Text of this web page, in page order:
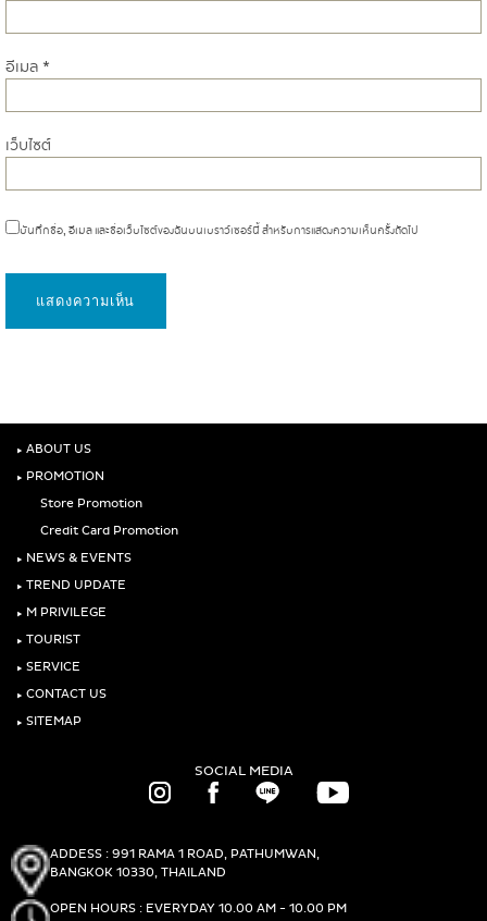
อีเมล *
เว็บไซต์
บันทึกชื่อ, อีเมล และชื่อเว็บไซต์ของฉันบนเบราว์เซอร์นี้ สำหรับการแสดงความเห็นครั้งถัดไป
‣ ABOUT US
‣ PROMOTION
Store Promotion
Credit Card Promotion
‣ NEWS & EVENTS
‣ TREND UPDATE
‣ M PRIVILEGE
‣ TOURIST
‣ SERVICE
‣ CONTACT US
‣ SITEMAP
SOCIAL MEDIA
ADDESS : 991 RAMA 1 ROAD, PATHUMWAN,
BANGKOK 10330, THAILAND
OPEN HOURS : EVERYDAY 10.00 AM - 10.00 PM